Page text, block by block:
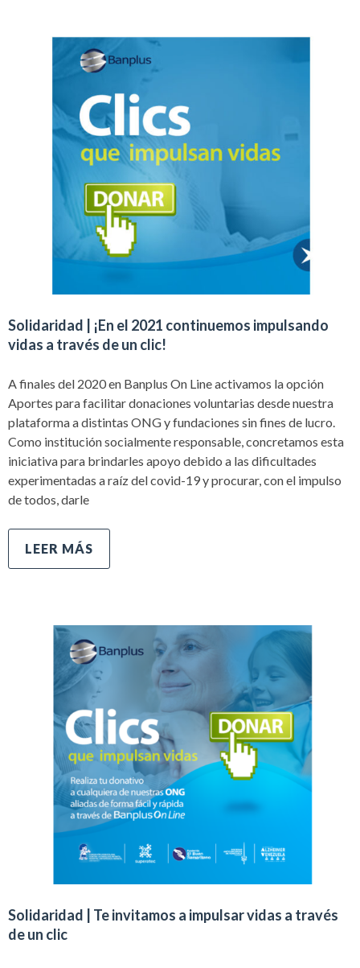
Solidaridad | ¡En el 2021 continuemos impulsando
vidas a través de un clic!
A finales del 2020 en Banplus On Line activamos la opción
Aportes para facilitar donaciones voluntarias desde nuestra
plataforma a distintas ONG y fundaciones sin fines de lucro.
Como institución socialmente responsable, concretamos esta
iniciativa para brindarles apoyo debido a las dificultades
experimentadas a raíz del covid-19 y procurar, con el impulso
de todos, darle
LEER MÁS
Solidaridad | Te invitamos a impulsar vidas a través
de un clic